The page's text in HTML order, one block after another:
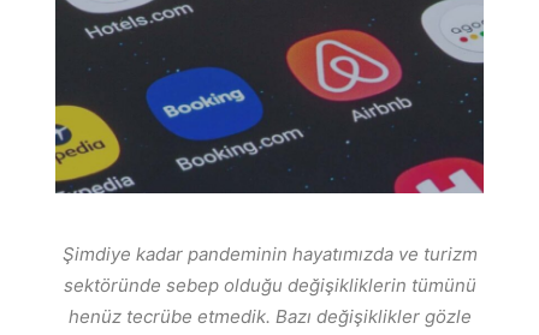
Şimdiye kadar pandeminin hayatımızda ve turizm
sektöründe sebep olduğu değişikliklerin tümünü
henüz tecrübe etmedik. Bazı değişiklikler gözle